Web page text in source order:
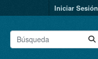
Iniciar Sesión